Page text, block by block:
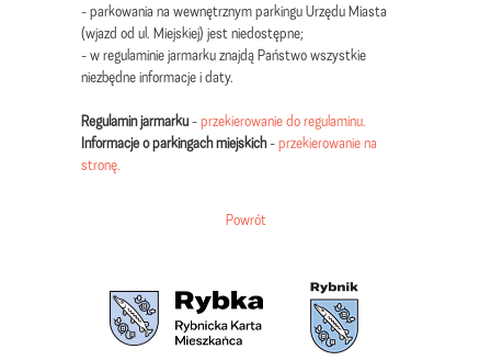
- parkowania na wewnętrznym parkingu Urzędu Miasta
(wjazd od ul. Miejskiej) jest niedostępne;
- w regulaminie jarmarku znajdą Państwo wszystkie
niezbędne informacje i daty.
Regulamin jarmarku-przekierowanie do regulaminu.
Informacje o parkingach miejskich-przekierowanie na
stronę.
Powrót